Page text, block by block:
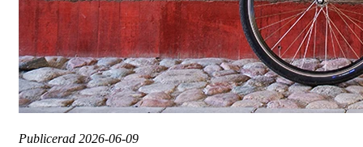
Publicerad 2026-06-09